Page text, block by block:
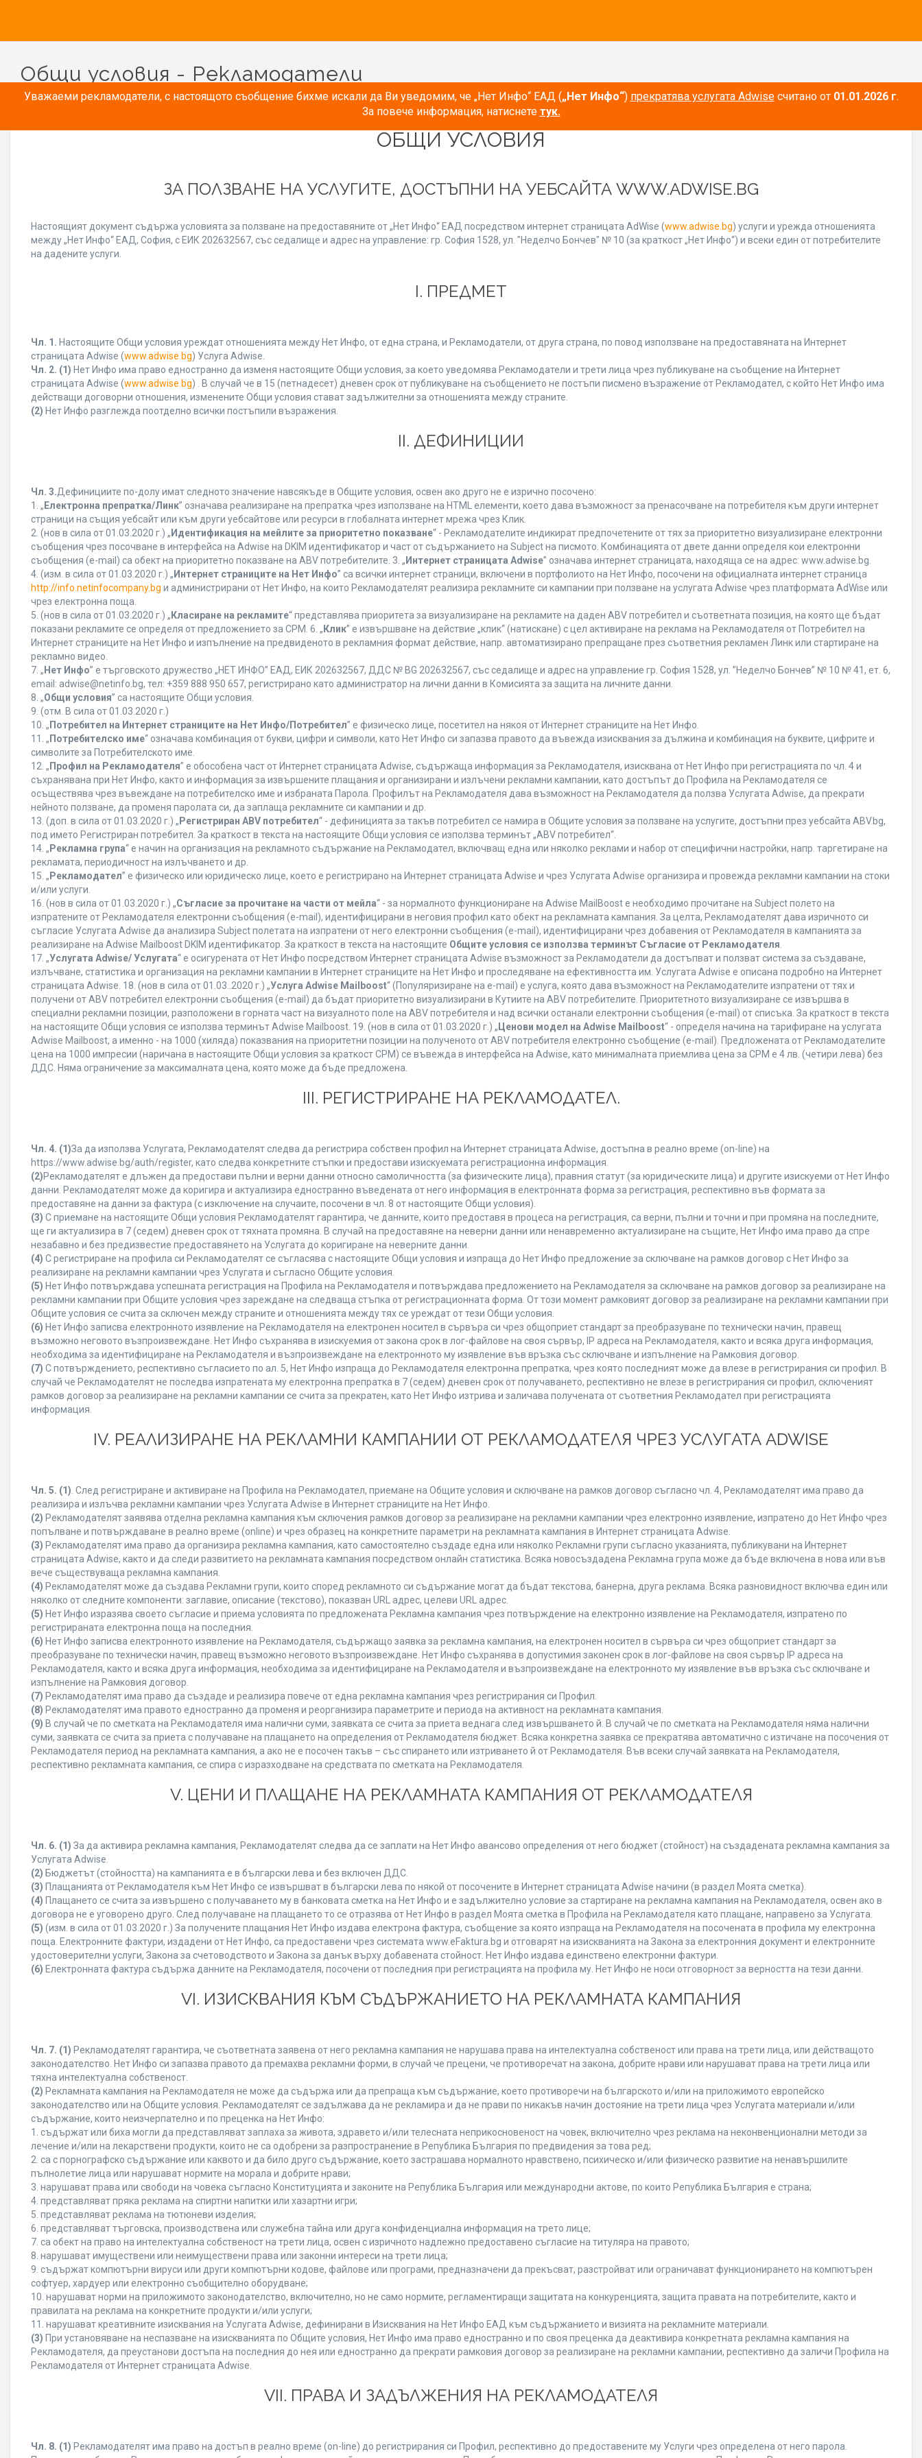
Уважаеми рекламодатели, с настоящото съобщение бихме искали да Ви уведомим, че „Нет Инфо“ ЕАД („Нет Инфо“) прекратява услугата Adwiseсчитано от 01.01.2026 г.
За повече информация, натиснете тук.
Общи условия - Рекламодатели
ОБЩИ УСЛОВИЯ
ЗА ПОЛЗВАНЕ НА УСЛУГИТЕ, ДОСТЪПНИ НА УЕБСАЙТА WWW.ADWISE.BG
Настоящият документ съдържа условията за ползване на предоставяните от „Нет Инфо“ ЕАД посредством интернет страницата AdWise (www.adwise.bg) услуги и урежда отношенията
между „Нет Инфо“ ЕАД, София, с ЕИК 202632567, със седалище и адрес на управление: гр. София 1528, ул. "Неделчо Бончев" № 10 (за краткост „Нет Инфо“) и всеки един от потребителите
на дадените услуги.
І. ПРЕДМЕТ
Чл. 1. Настоящите Общи условия уреждат отношенията между Нет Инфо, от една страна, и Рекламодатели, от друга страна, по повод използване на предоставяната на Интернет
страницата Adwise (www.adwise.bg) Услуга Adwise.
Чл. 2. (1) Нет Инфо има право едностранно да изменя настоящите Общи условия, за което уведомява Рекламодатели и трети лица чрез публикуване на съобщение на Интернет
страницата Adwise (www.adwise.bg) . В случай че в 15 (петнадесет) дневен срок от публикуване на съобщението не постъпи писмено възражение от Рекламодател, с който Нет Инфо има
действащи договорни отношения, изменените Общи условия стават задължителни за отношенията между страните.
(2) Нет Инфо разглежда поотделно всички постъпили възражения.
ІІ. ДЕФИНИЦИИ
Чл. 3.Дефинициите по-долу имат следното значение навсякъде в Общите условия, освен ако друго не е изрично посочено:
1. „ Електронна препратка/Линк” означава реализиране на препратка чрез използване на HTML елементи, което дава възможност за пренасочване на потребителя към други интернет
страници на същия уебсайт или към други уебсайтове или ресурси в глобалната интернет мрежа чрез Клик.
2. (нов в сила от 01.03.2020 г.) „ Идентификация на мейлите за приоритетно показване“ - Рекламодателите индикират предпочетените от тях за приоритетно визуализиране електронни
съобщения чрез посочване в интерфейса на Adwise на DKIM идентификатор и част от съдържанието на Subject на писмото. Комбинацията от двете данни определя кои електронни
съобщения (e-mail) са обект на приоритетно показване на ABV потребителите. 3. „ Интернет страницата Adwise” означава интернет страницата, находяща се на адрес: www.adwise.bg.
4. (изм. в сила от 01.03.2020 г.) „ Интернет страниците на Нет Инфо” са всички интернет страници, включени в портфолиото на Нет Инфо, посочени на официалната интернет страница
http://info.netinfocompany.bg и администрирани от Нет Инфо, на които Рекламодателят реализира рекламните си кампании при ползване на услугата Adwise чрез платформата AdWise или
чрез електронна поща.
5. (нов в сила от 01.03.2020 г.) „ Класиране на рекламите“ представлява приоритета за визуализиране на рекламите на даден ABV потребител и съответната позиция, на която ще бъдат
показани рекламите се определя от предложението за CPM. 6. „ Клик” е извършване на действие „клик“ (натискане) с цел активиране на реклама на Рекламодателя от Потребител на
Интернет страниците на Нет Инфо и изпълнение на предвиденото в рекламния формат действие, напр. автоматизирано препращане през съответния рекламен Линк или стартиране на
рекламно видео.
7. „ Нет Инфо” е търговското дружество „НЕТ ИНФО” ЕАД, ЕИК 202632567, ДДС № BG 202632567, със седалище и адрес на управление гр. София 1528, ул. ”Неделчо Бончев” № 10 № 41, ет. 6,
еmail: adwise@netinfo.bg, тел: +359 888 950 657, регистрирано като администратор на лични данни в Комисията за защита на личните данни.
8. „Общи условия” са настоящите Общи условия.
9. (отм. В сила от 01.03.2020 г.)
10. „ Потребител на Интернет страниците на Нет Инфо/Потребител” е физическо лице, посетител на някоя от Интернет страниците на Нет Инфо.
11. „ Потребителско име“ означава комбинация от букви, цифри и символи, като Нет Инфо си запазва правото да въвежда изисквания за дължина и комбинация на буквите, цифрите и
символите за Потребителското име.
12. „ Профил на Рекламодателя” е обособена част от Интернет страницата Adwise, съдържаща информация за Рекламодателя, изисквана от Нет Инфо при регистрацията по чл. 4 и
съхранявана при Нет Инфо, както и информация за извършените плащания и организирани и излъчени рекламни кампании, като достъпът до Профила на Рекламодателя се
осъществява чрез въвеждане на потребителско име и избраната Парола. Профилът на Рекламодателя дава възможност на Рекламодателя да ползва Услугата Adwise, да прекрати
нейното ползване, да променя паролата си, да заплаща рекламните си кампании и др.
13. (доп. в сила от 01.03.2020 г.) „ Регистриран ABV потребител“ - дефиницията за такъв потребител се намира в Общите условия за ползване на услугите, достъпни през уебсайта ABV.bg,
под името Регистриран потребител. За краткост в текста на настоящите Общи условия се използва терминът „ABV потребител“.
14. „ Рекламна група“ е начин на организация на рекламното съдържание на Рекламодател, включващ една или няколко реклами и набор от специфични настройки, напр. таргетиране на
рекламата, периодичност на излъчването и др.
15. „ Рекламодател” е физическо или юридическо лице, което е регистрирано на Интернет страницата Adwise и чрез Услугата Adwise организира и провежда рекламни кампании на стоки
и/или услуги.
16. (нов в сила от 01.03.2020 г.) „Съгласие за прочитане на части от мейла“ - за нормалното функциониране на Adwise MailBoost е необходимо прочитане на Subject полето на
изпратените от Рекламодателя електронни съобщения (e-mail), идентифицирани в неговия профил като обект на рекламната кампания. За целта, Рекламодателят дава изричното си
съгласие Услугата Adwise да анализира Subject полетата на изпратени от него електронни съобщения (e-mail), идентифицирани чрез добавения от Рекламодателя в кампанията за
реализиране на Adwise Mailboost DKIM идентификатор. За краткост в текста на настоящите Общите условия се използва терминът Съгласие от Рекламодателя
17. „Услугата Adwise/ Услугата“ е осигурената от Нет Инфо посредством Интернет страницата Adwise възможност за Рекламодатели да достъпват и ползват система за създаване,
излъчване, статистика и организация на рекламни кампании в Интернет страниците на Нет Инфо и проследяване на ефективността им. Услугата Adwise е описана подробно на Интернет
страницата Adwise. 18. (нов в сила от 01.03..2020 г.) „Услуга Adwise Mailboost“ (Популяризиране на e-mail) е услуга, която дава възможност на Рекламодателите изпратени от тях и
получени от ABV потребител електронни съобщения (e-mail) да бъдат приоритетно визуализирани в Кутиите на ABV потребителите. Приоритетното визуализиране се извършва в
специални рекламни позиции, разположени в горната част на визуалното поле на ABV потребителя и над всички останали електронни съобщения (e-mail) от списъка. За краткост в текста
на настоящите Общи условия се използва терминът Adwise Mailboost. 19. (нов в сила от 01.03.2020 г.) „ Ценови модел на Adwise Mailboost“ - определя начина на тарифиране на услугата
Adwise Mailboost, а именно - на 1000 (хиляда) показвания на приоритетни позиции на полученото от ABV потребителя електронно съобщение (e-mail). Предложената от Рекламодателите
цена на 1000 импресии (наричана в настоящите Общи условия за краткост CPM) се въвежда в интерфейса на Adwise, като минималната приемлива цена за CPM е 4 лв. (четири лева) без
ДДС. Няма ограничение за максималната цена, която може да бъде предложена.
ІІІ. РЕГИСТРИРАНЕ НА РЕКЛАМОДАТЕЛ.
Чл. 4. (1)За да използва Услугата, Рекламодателят следва да регистрира собствен профил на Интернет страницата Adwise, достъпна в реално време (on-line) на
https://www.adwise.bg/auth/register, като следва конкретните стъпки и предостави изискуемата регистрационна информация.
(2)Рекламодателят е длъжен да предостави пълни и верни данни относно самоличността (за физическите лица), правния статут (за юридическите лица) и другите изискуеми от Нет Инфо
данни. Рекламодателят може да коригира и актуализира едностранно въведената от него информация в електронната форма за регистрация, респективно във формата за
предоставяне на данни за фактура (с изключение на случаите, посочени в чл. 8 от настоящите Общи условия).
(3) С приемане на настоящите Общи условия Рекламодателят гарантира, че данните, които предоставя в процеса на регистрация, са верни, пълни и точни и при промяна на последните,
ще ги актуализира в 7 (седем) дневен срок от тяхната промяна. В случай на предоставяне на неверни данни или ненавременно актуализиране на същите, Нет Инфо има право да спре
незабавно и без предизвестие предоставянето на Услугата до коригиране на неверните данни.
(4) С регистриране на профила си Рекламодателят се съгласява с настоящите Общи условия и изпраща до Нет Инфо предложение за сключване на рамков договор с Нет Инфо за
реализиране на рекламни кампании чрез Услугата и съгласно Общите условия.
(5) Нет Инфо потвърждава успешната регистрация на Профила на Рекламодателя и потвърждава предложението на Рекламодателя за сключване на рамков договор за реализиране на
рекламни кампании при Общите условия чрез зареждане на следваща стъпка от регистрационната форма. От този момент рамковият договор за реализиране на рекламни кампании при
Общите условия се счита за сключен между страните и отношенията между тях се уреждат от тези Общи условия.
(6) Нет Инфо записва електронното изявление на Рекламодателя на електронен носител в сървъра си чрез общоприет стандарт за преобразуване по технически начин, правещ
възможно неговото възпроизвеждане. Нет Инфо съхранява в изискуемия от закона срок в лог-файлове на своя сървър, IP адреса на Рекламодателя, както и всяка друга информация,
необходима за идентифициране на Рекламодателя и възпроизвеждане на електронното му изявление във връзка със сключване и изпълнение на Рамковия договор.
(7) С потвърждението, респективно съгласието по ал. 5, Нет Инфо изпраща до Рекламодателя електронна препратка, чрез която последният може да влезе в регистрирания си профил. В
случай че Рекламодателят не последва изпратената му електронна препратка в 7 (седем) дневен срок от получаването, респективно не влезе в регистрирания си профил, сключеният
рамков договор за реализиране на рекламни кампании се счита за прекратен, като Нет Инфо изтрива и заличава получената от съответния Рекламодател при регистрацията
информация.
IV. РЕАЛИЗИРАНЕ НА РЕКЛАМНИ КАМПАНИИ ОТ РЕКЛАМОДАТЕЛЯ ЧРЕЗ УСЛУГАТА ADWISE
Чл. 5. (1) . След регистриране и активиране на Профила на Рекламодател, приемане на Общите условия и сключване на рамков договор съгласно чл. 4, Рекламодателят има право да
реализира и излъчва рекламни кампании чрез Услугата Adwise в Интернет страниците на Нет Инфо.
(2) Рекламодателят заявява отделна рекламна кампания към сключения рамков договор за реализиране на рекламни кампании чрез електронно изявление, изпратено до Нет Инфо чрез
попълване и потвърждаване в реално време (online) и чрез образец на конкретните параметри на рекламната кампания в Интернет страницата Adwise.
(3) Рекламодателят има право да организира рекламна кампания, като самостоятелно създаде една или няколко Рекламни групи съгласно указанията, публикувани на Интернет
страницата Adwise, както и да следи развитието на рекламната кампания посредством онлайн статистика. Всяка новосъздадена Рекламна група може да бъде включена в нова или във
вече съществуваща рекламна кампания.
(4) Рекламодателят може да създава Рекламни групи, които според рекламното си съдържание могат да бъдат текстова, банерна, друга реклама. Всяка разновидност включва един или
няколко от следните компоненти: заглавие, описание (текстово), показван URL адрес, целеви URL адрес.
(5) Нет Инфо изразява своето съгласие и приема условията по предложената Рекламна кампания чрез потвърждение на електронно изявление на Рекламодателя, изпратено по
регистрираната електронна поща на последния.
(6) Нет Инфо записва електронното изявление на Рекламодателя, съдържащо заявка за рекламна кампания, на електронен носител в сървъра си чрез общоприет стандарт за
преобразуване по технически начин, правещ възможно неговото възпроизвеждане. Нет Инфо съхранява в допустимия законен срок в лог-файлове на своя сървър IP адреса на
Рекламодателя, както и всяка друга информация, необходима за идентифициране на Рекламодателя и възпроизвеждане на електронното му изявление във връзка със сключване и
изпълнение на Рамковия договор.
(7) Рекламодателят има право да създаде и реализира повече от една рекламна кампания чрез регистрирания си Профил.
(8) Рекламодателят има правото едностранно да променя и реорганизира параметрите и периода на активност на рекламната кампания.
(9) В случай че по сметката на Рекламодателя има налични суми, заявката се счита за приета веднага след извършването й. В случай че по сметката на Рекламодателя няма налични
суми, заявката се счита за приета с получаване на плащането на определения от Рекламодателя бюджет. Всяка конкретна заявка се прекратява автоматично с изтичане на посочения от
Рекламодателя период на рекламната кампания, а ако не е посочен такъв – със спирането или изтриването й от Рекламодателя. Във всеки случай заявката на Рекламодателя,
респективно рекламната кампания, се спира с изразходване на средствата по сметката на Рекламодателя.
V. ЦЕНИ И ПЛАЩАНЕ НА РЕКЛАМНАТА КАМПАНИЯ ОТ РЕКЛАМОДАТЕЛЯ
Чл. 6. (1) За да активира рекламна кампания, Рекламодателят следва да се заплати на Нет Инфо авансово определения от него бюджет (стойност) на създадената рекламна кампания за
Услугата Adwise.
(2) Бюджетът (стойността) на кампанията е в български лева и без включен ДДС.
(3) Плащанията от Рекламодателя към Нет Инфо се извършват в български лева по някой от посочените в Интернет страницата Adwise начини (в раздел Моята сметка).
(4) Плащането се счита за извършено с получаването му в банковата сметка на Нет Инфо и е задължително условие за стартиране на рекламна кампания на Рекламодателя, освен ако в
договора не е уговорено друго. След получаване на плащането то се отразява от Нет Инфо в раздел Моята сметка в Профила на Рекламодателя като плащане, направено за Услугата.
(5) (изм. в сила от 01.03.2020 г.) За получените плащания Нет Инфо издава електрона фактура, съобщение за която изпраща на Рекламодателя на посочената в профила му електронна
поща. Електронните фактури, издадени от Нет Инфо, са предоставени чрез системата www.eFaktura.bg и отговарят на изискванията на Закона за електронния документ и електронните
удостоверителни услуги, Закона за счетоводството и Закона за данък върху добавената стойност. Нет Инфо издава единствено електронни фактури.
(6) Електронната фактура съдържа данните на Рекламодателя, посочени от последния при регистрацията на профила му. Нет Инфо не носи отговорност за верността на тези данни.
VI. ИЗИСКВАНИЯ КЪМ СЪДЪРЖАНИЕТО НА РЕКЛАМНАТА КАМПАНИЯ
Чл. 7. (1) Рекламодателят гарантира, че съответната заявена от него рекламна кампания не нарушава права на интелектуална собственост или права на трети лица, или действащото
законодателство. Нет Инфо си запазва правото да премахва рекламни форми, в случай че прецени, че противоречат на закона, добрите нрави или нарушават права на трети лица или
тяхна интелектуална собственост.
(2) Рекламната кампания на Рекламодателя не може да съдържа или да препраща към съдържание, което противоречи на българското и/или на приложимото европейско
законодателство или на Общите условия. Рекламодателят се задължава да не рекламира и да не прави по никакъв начин достояние на трети лица чрез Услугата материали и/или
съдържание, които неизчерпателно и по преценка на Нет Инфо:
1. съдържат или биха могли да представляват заплаха за живота, здравето и/или телесната неприкосновеност на човек, включително чрез реклама на неконвенционални методи за
лечение и/или на лекарствени продукти, които не са одобрени за разпространение в Република България по предвидения за това ред;
2. са с порнографско съдържание или каквото и да било друго съдържание, което застрашава нормалното нравствено, психическо и/или физическо развитие на ненавършилите
пълнолетие лица или нарушават нормите на морала и добрите нрави;
3. нарушават права или свободи на човека съгласно Конституцията и законите на Република България или международни актове, по които Република България е страна;
4. представляват пряка реклама на спиртни напитки или хазартни игри;
5. представляват реклама на тютюневи изделия;
6. представляват търговска, производствена или служебна тайна или друга конфиденциална информация на трето лице;
7. са обект на право на интелектуална собственост на трети лица, освен с изричното надлежно предоставено съгласие на титуляра на правото;
8. нарушават имуществени или неимуществени права или законни интереси на трети лица;
9. съдържат компютърни вируси или други компютърни кодове, файлове или програми, предназначени да прекъсват, разстройват или ограничават функционирането на компютърен
софтуер, хардуер или електронно съобщително оборудване;
10. нарушават норми на приложимото законодателство, включително, но не само нормите, регламентиращи защитата на конкуренцията, защита правата на потребителите, както и
правилата на реклама на конкретните продукти и/или услуги;
11. нарушават креативните изисквания на Услугата Adwise, дефинирани в Изисквания на Нет Инфо ЕАД към съдържанието и визията на рекламните материали.
(3) При установяване на неспазване на изискванията по Общите условия, Нет Инфо има право едностранно и по своя преценка да деактивира конкретната рекламна кампания на
Рекламодателя, да преустанови достъпа на последния до нея или едностранно да прекрати рамковия договор за реализиране на рекламни кампании, респективно да заличи Профила на
Рекламодателя от Интернет страницата Adwise.
VII. ПРАВА И ЗАДЪЛЖЕНИЯ НА РЕКЛАМОДАТЕЛЯ
Чл. 8. (1) Рекламодателят има право на достъп в реално време (on-line) до регистрирания си Профил, респективно до предоставените му Услуги чрез определена от него парола.